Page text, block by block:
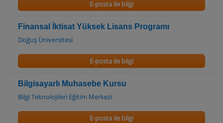
E-posta ile bilgi
Finansal İktisat Yüksek Lisans Programı
Doğuş Üniversitesi
E-posta ile bilgi
Bilgisayarlı Muhasebe Kursu
Bilgi Teknolojileri Eğitim Merkezi
E-posta ile bilgi